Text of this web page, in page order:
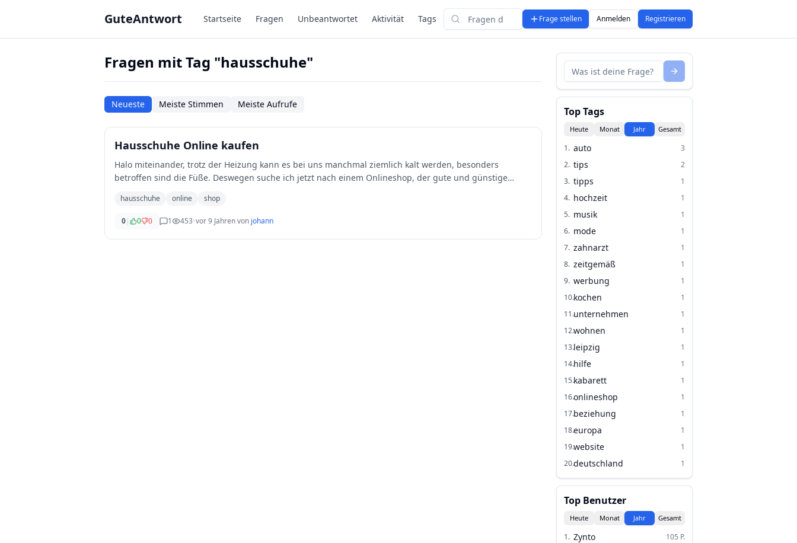
GuteAntwort Startseite Fragen Unbeantwortet Aktivität Tags
Suchen
Frage stellen Anmelden Registrieren
Fragen mit Tag "hausschuhe"
Neueste Meiste Stimmen Meiste Aufrufe
Hausschuhe Online kaufen
Halo miteinander, trotz der Heizung kann es bei uns manchmal ziemlich kalt werden, besonders
betroffen sind die Füße. Deswegen suche ich jetzt nach einem Onlineshop, der gute und günstige
hausschuhe online shop
0| 0 0 1 453•vor 9 Jahrenvon johann
Top Tags
Heute Monat Jahr Gesamt
1. auto
3
2. tips
2
3. tipps
1
4. hochzeit
1
5. musik
1
6. mode
1
7. zahnarzt
1
8. zeitgemäß
1
9. werbung
1
10.kochen
1
11.unternehmen
1
12.wohnen
1
13.leipzig
1
14.hilfe
1
15.kabarett
1
16.onlineshop
1
17.beziehung
1
18.europa
1
19.website
1
20.deutschland 1
Top Benutzer
Heute Monat Jahr Gesamt
1. Zynto 105 P.